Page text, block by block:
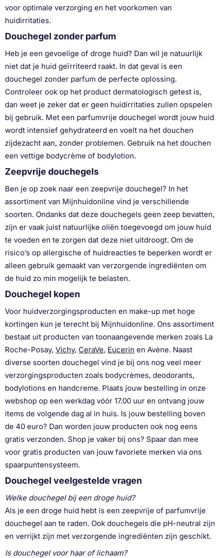
voor optimale verzorging en het voorkomen van
huidirritaties.
Douchegel zonder parfum
Heb je een gevoelige of droge huid? Dan wil je natuurlijk
niet dat je huid geïrriteerd raakt. In dat geval is een
douchegel zonder parfum de perfecte oplossing.
Controleer ook op het product dermatologisch getest is,
dan weet je zeker dat er geen huidirritaties zullen opspelen
bij gebruik. Met een parfumvrije douchegel wordt jouw huid
wordt intensief gehydrateerd en voelt na het douchen
zijdezacht aan, zonder problemen. Gebruik na het douchen
een vettige bodycrème of bodylotion.
Zeepvrije douchegels
Ben je op zoek naar een zeepvrije douchegel? In het
assortiment van Mijnhuidonline vind je verschillende
soorten. Ondanks dat deze douchegels geen zeep bevatten,
zijn er vaak juist natuurlijke oliën toegevoegd om jouw huid
te voeden en te zorgen dat deze niet uitdroogt. Om de
risico’s op allergische of huidreacties te beperken wordt er
alleen gebruik gemaakt van verzorgende ingrediënten om
de huid zo min mogelijk te belasten.
Douchegel kopen
Voor huidverzorgingsproducten en make-up met hoge
kortingen kun je terecht bij Mijnhuidonline. Ons assortiment
bestaat uit producten van toonaangevende merken zoals La
Roche-Posay, Vichy, CeraVe, Eucerin en Avène. Naast
diverse soorten douchegel vind je bij ons nog veel meer
verzorgingsproducten zoals bodycrèmes, deodorants,
bodylotions en handcreme. Plaats jouw bestelling in onze
webshop op een werkdag vóór 17.00 uur en ontvang jouw
items de volgende dag al in huis. Is jouw bestelling boven
de 40 euro? Dan worden jouw producten ook nog eens
gratis verzonden. Shop je vaker bij ons? Spaar dan mee
voor gratis producten van jouw favoriete merken via ons
spaarpuntensysteem.
Douchegel veelgestelde vragen
Welke douchegel bij een droge huid?
Als je een droge huid hebt is een zeepvrije of parfumvrije
douchegel aan te raden. Ook douchegels die pH-neutral zijn
en verrijkt zijn met verzorgende ingrediënten zijn geschikt.
Is douchegel voor haar of lichaam?